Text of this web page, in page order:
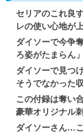
セリアのこれ良
レの使い心地が
ダイソーで今争
ろ姿がたまらん
ダイソーで見つ
そうでなかった
この付録は奪い
豪華オリジナル
ダイソーさん…